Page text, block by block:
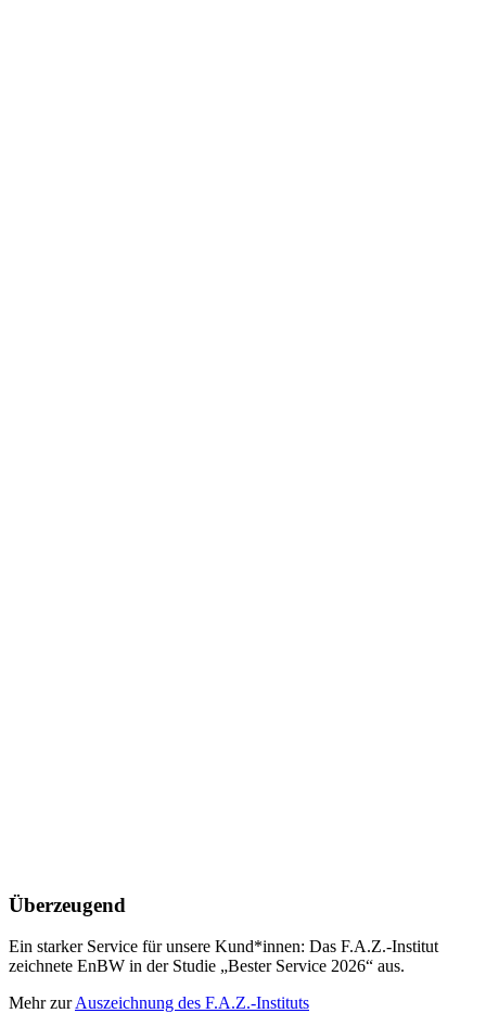
Überzeugend
Ein starker Service für unsere Kund*innen: Das F.A.Z.-Institut
zeichnete EnBW in der Studie „Bester Service 2026“ aus.
Mehr zurAuszeichnung des F.A.Z.-Instituts